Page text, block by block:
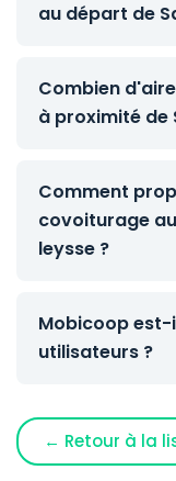
au départ de
Combien
à proximité de
Comment
covoiturage
leysse ?
Mobicoop
utilisateurs ?
← Retour à la